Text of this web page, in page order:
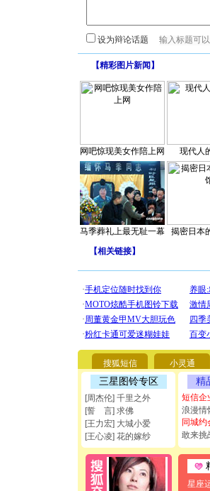
设为辩论话题
【精彩图片新闻 】
网吧惊现美女作陪上网 现代人
马季葬礼上最无耻一幕 揭密日本
【相关链接】
搜狐短信 小灵通
三星图铃专区
[周杰伦] 千里之外
[誓 言] 求佛
[王力宏] 大城小爱
[王心凌] 花的嫁纱
精
短信企
浪漫情
同城
敢来挑
星座